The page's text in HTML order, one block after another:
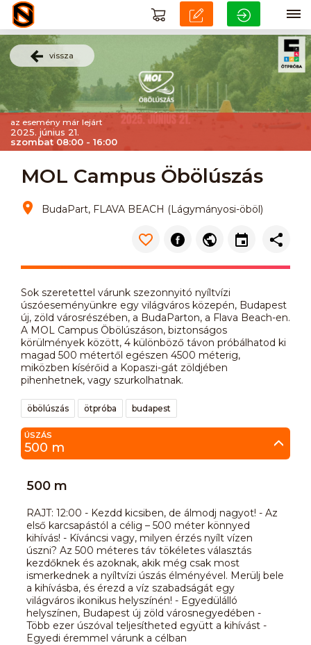
vissza
az esemény már lejárt
2025. június 21.
szombat 08:00 - 16:00
MOL Campus Öbölúszás
BudaPart, FLAVA BEACH (Lágymányosi-öböl)
Sok szeretettel várunk szezonnyitó nyíltvízi
úszóeseményünkre egy világváros közepén, Budapest
új, zöld városrészében, a BudaParton, a Flava Beach-en.
A MOL Campus Öbölúszáson, biztonságos
körülmények között, 4 különböző távon próbálhatod ki
magad 500 métertől egészen 4500 méterig,
miközben kísérőid a Kopaszi-gát zöldjében
pihenhetnek, vagy szurkolhatnak.
öbölúszás ötpróba budapest
ÚSZÁS
500 m
500 m
RAJT: 12:00 - Kezdd kicsiben, de álmodj nagyot! - Az
első karcsapástól a célig – 500 méter könnyed
kihívás! - Kíváncsi vagy, milyen érzés nyílt vízen
úszni? Az 500 méteres táv tökéletes választás
kezdőknek és azoknak, akik még csak most
ismerkednek a nyíltvízi úszás élményével. Merülj bele
a kihívásba, és érezd a víz szabadságát egy
világváros ikonikus helyszínén! - Egyedülálló
helyszínen, Budapest új zöld városnegyedében -
Több ezer úszóval teljesítheted együtt a kihívást -
Egyedi éremmel várunk a célban